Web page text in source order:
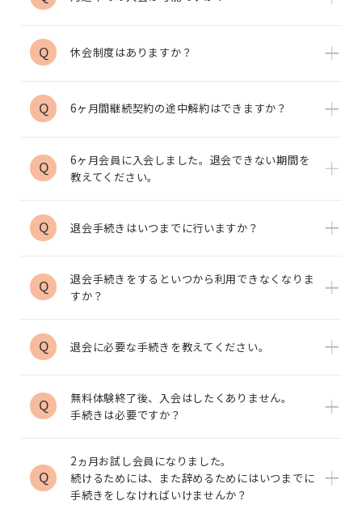
Q 休会制度はありますか？
Q 6ヶ月間継続契約の途中解約はできますか？
Q
6ヶ月会員に入会しました。退会できない期間を
教えてください。
Q 退会手続きはいつまでに行いますか？
Q
退会手続きをするといつから利用できなくなりま
すか？
Q 退会に必要な手続きを教えてください。
Q
無料体験終了後、入会はしたくありません。
手続きは必要ですか？
Q
2ヵ月お試し会員になりました。
続けるためには、また辞めるためにはいつまでに
手続きをしなければいけませんか？